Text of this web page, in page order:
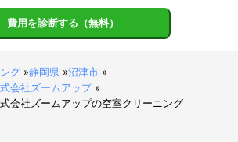
費用を診断する（無料）
グ »静岡県 »沼津市 »
会社ズームアップ»
会社ズームアップの空室クリーニング